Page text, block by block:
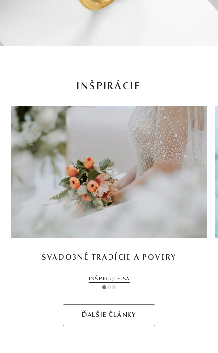
INŠPIRÁCIE
SVADOBNÉ TRADÍCIE A POVERY
INŠPIRUJTE SA
1 2 3
ĎALŠIE ČLÁNKY